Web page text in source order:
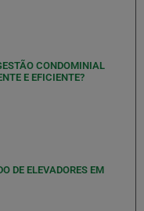
CONDOMINIAL
E EFICIENTE?
DE ELEVADORES EM